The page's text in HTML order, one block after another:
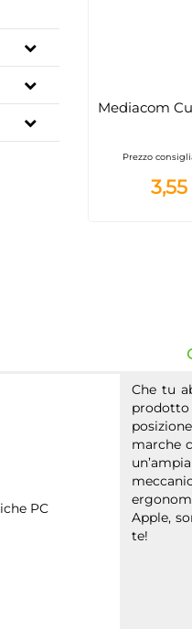
Mediacom
Prezzo
Che tu
marche
Apple,
te!